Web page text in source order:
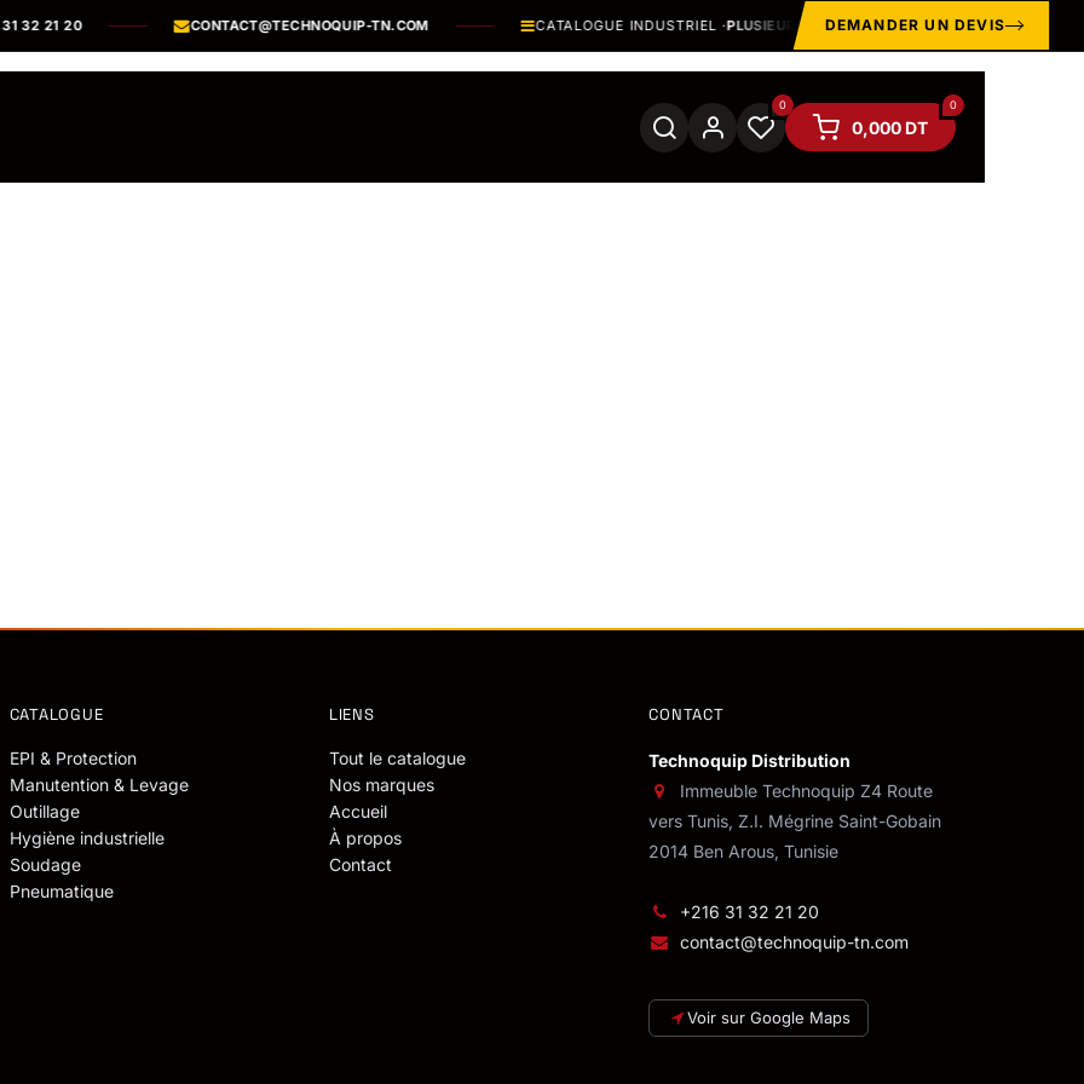
32 21 20 CONTACT@TECHNOQUIP-TN.COM CATALOGUE INDUSTRIEL · PLUSIEURS MILLIERS DE PRODUITS ET VARIANTES
DEMANDER UN DEVIS
0 0
0,000DT
CATALOGUE
EPI & Protection
Manutention & Levage
Outillage
Hygiène industrielle
Soudage
Pneumatique
LIENS
Tout le catalogue
Nos marques
Accueil
À propos
Contact
CONTACT
Technoquip Distribution
Immeuble Technoquip Z4 Route
vers Tunis, Z.I. Mégrine Saint-Gobain
2014 Ben Arous, Tunisie
+216 31 32 21 20
contact@technoquip-tn.com
Voir sur Google Maps